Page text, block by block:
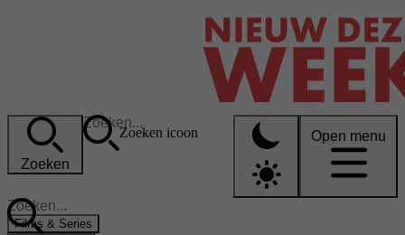
Zoeken
Zoeken icoon Open menu
Films & Series